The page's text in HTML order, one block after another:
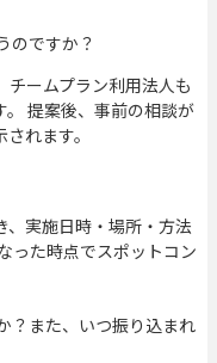
のですか？
チームプラン利用法人も
。 提案後、事前の相談が
れます。
、実施日時・場所・方法
った時点でスポットコン
？また、いつ振り込まれ